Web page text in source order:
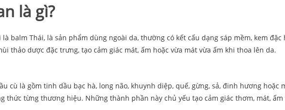
là gì?
balm Thái, là sản phẩm dùng ngoài da, thường có kết cấu dạng sáp mềm, kem đặc
thảo dược đặc trưng, tạo cảm giác mát, ấm hoặc vừa mát vừa ấm khi thoa lên da.
cù là gồm tinh dầu bạc hà, long não, khuynh diệp, quế, gừng, sả, đinh hương hoặc
thức từng thương hiệu. Những thành phần này chủ yếu tạo cảm giác thơm, mát, ấm